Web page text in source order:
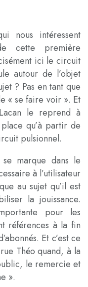
nous intéressent
cette première
ici le circuit
autour de l’objet
? Pas en tant que
« se faire voir ». Et
le reprend à
qu’à partir de
pulsionnel.
marque dans le
à l’utilisateur
au sujet qu’il est
la jouissance.
pour les
références à la fin
Et c’est ce
Théo quand, à la
le remercie et
».